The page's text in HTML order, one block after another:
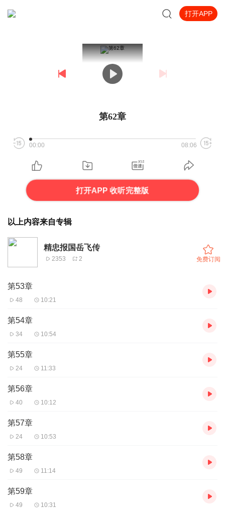
打开APP
第62章
00:00 08:06
打开APP 收听完整版
以上内容来自专辑
精忠报国岳飞传
2353 2 免费订阅
第53章
48 10:21
第54章
34 10:54
第55章
24 11:33
第56章
40 10:12
第57章
24 10:53
第58章
49 11:14
第59章
49 10:31